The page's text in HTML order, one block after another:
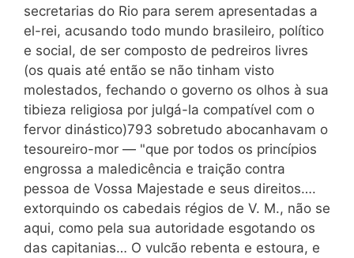
secretarias do Rio para serem apresentadas a
el-rei, acusando todo mundo brasileiro, político
e social, de ser composto de pedreiros livres
(os quais até então se não tinham visto
molestados, fechando o governo os olhos à sua
tibieza religiosa por julgá-la compatível com o
fervor dinástico)793 sobretudo abocanhavam o
tesoureiro-mor — "que por todos os princípios
engrossa a maledicência e traição contra
pessoa de Vossa Majestade e seus direitos….
extorquindo os cabedais régios de V. M., não se
aqui, como pela sua autoridade esgotando os
das capitanias… O vulcão rebenta e estoura, e